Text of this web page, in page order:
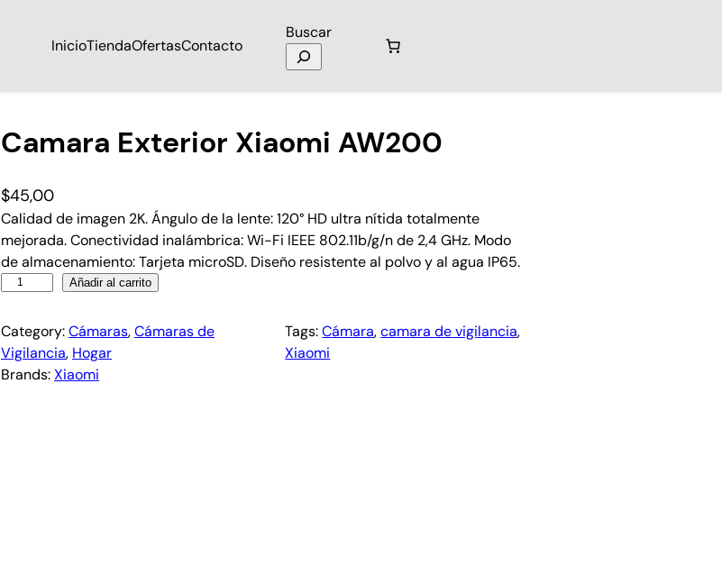
InicioTiendaOfertasContacto
Buscar
Camara Exterior Xiaomi AW200
$45,00
Calidad de imagen 2K. Ángulo de la lente: 120° HD ultra nítida totalmente
mejorada. Conectividad inalámbrica: Wi-Fi IEEE 802.11b/g/n de 2,4 GHz. Modo
de almacenamiento: Tarjeta microSD. Diseño resistente al polvo y al agua IP65.
Añadir al carrito
Category:Cámaras, Cámaras de
Vigilancia, Hogar
Tags:Cámara, camara de vigilancia
Xiaomi
Brands:Xiaomi